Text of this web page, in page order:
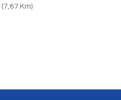
(7,67 Km)